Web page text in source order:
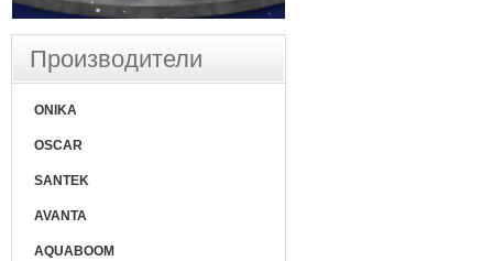
Производители
ONIKA
OSCAR
SANTEK
AVANTA
AQUABOOM